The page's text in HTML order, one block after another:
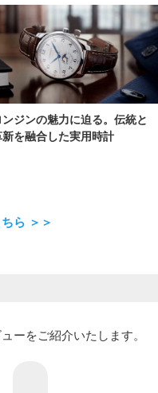
ンジンの魅力に迫る。伝統と
新を融合した実用時計
ら ＞＞
ーをご紹介いたします。